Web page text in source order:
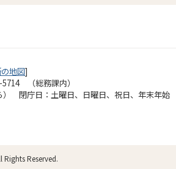
地図]
（総務課内）
） 閉庁日：土曜日、日曜日、祝日、年末年始
Reserved.